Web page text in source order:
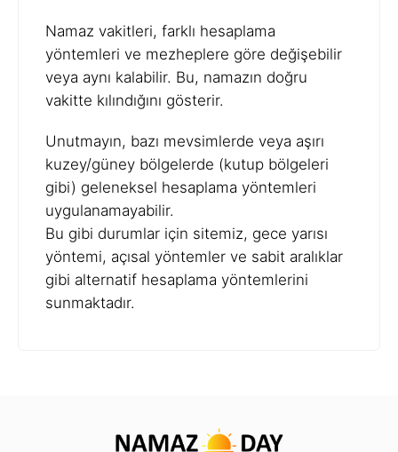
Namaz vakitleri, farklı hesaplama
yöntemleri ve mezheplere göre değişebilir
veya aynı kalabilir. Bu, namazın doğru
vakitte kılındığını gösterir.
Unutmayın, bazı mevsimlerde veya aşırı
kuzey/güney bölgelerde (kutup bölgeleri
gibi) geleneksel hesaplama yöntemleri
uygulanamayabilir.
Bu gibi durumlar için sitemiz, gece yarısı
yöntemi, açısal yöntemler ve sabit aralıklar
gibi alternatif hesaplama yöntemlerini
sunmaktadır.